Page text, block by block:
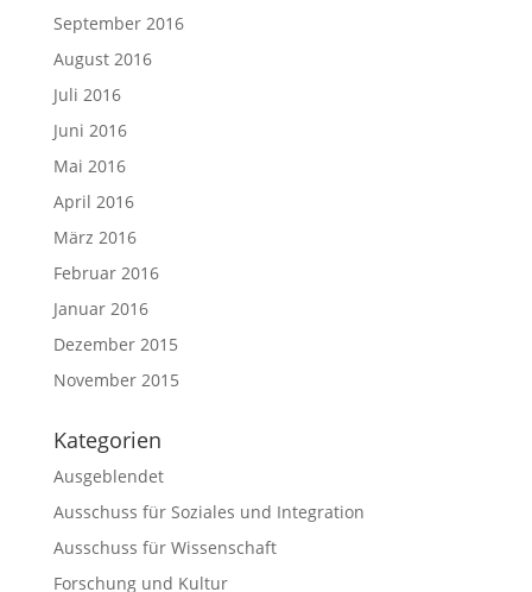
September 2016
August 2016
Juli 2016
Juni 2016
Mai 2016
April 2016
März 2016
Februar 2016
Januar 2016
Dezember 2015
November 2015
Kategorien
Ausgeblendet
Ausschuss für Soziales und Integration
Ausschuss für Wissenschaft
Forschung und Kultur